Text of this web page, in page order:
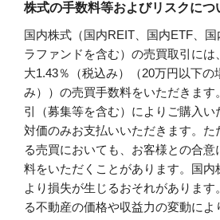
株式の手数料等およびリスクにつ
国内株式（国内REIT、国内ETF、
ラファンドを含む）の売買取引に
大1.43％（税込み）（20万円以下の
み））の売買手数料をいただきます
引（募集等を含む）によりご購入い
対価のみお支払いいただきます。た
る売買においても、お客様との合意
料をいただくことがあります。国内
より損失が生じるおそれがあります
る不動産の価格や収益力の変動によ